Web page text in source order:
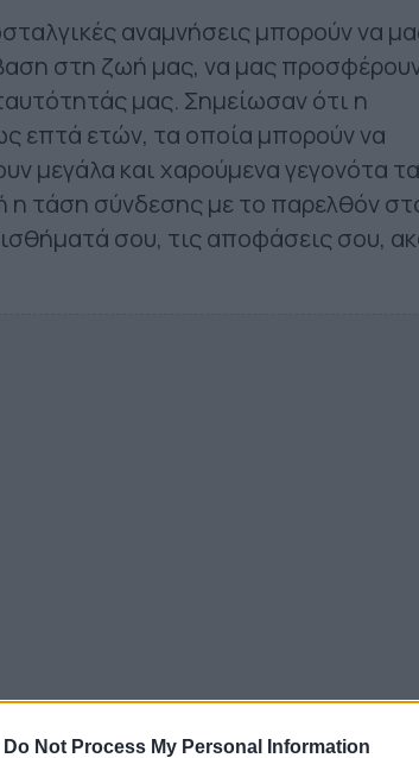
Do Not Process My Personal Information
αναμνήσεις μπορούν να
στη ζωή μας, να μας
μας. Σημείωσαν ότι η
επτά ετών, τα οποία μπορούν να
μεγάλα και χαρούμενα γεγονότα τα
η τάση σύνδεσης με το παρελθόν
σου, τις αποφάσεις σου,